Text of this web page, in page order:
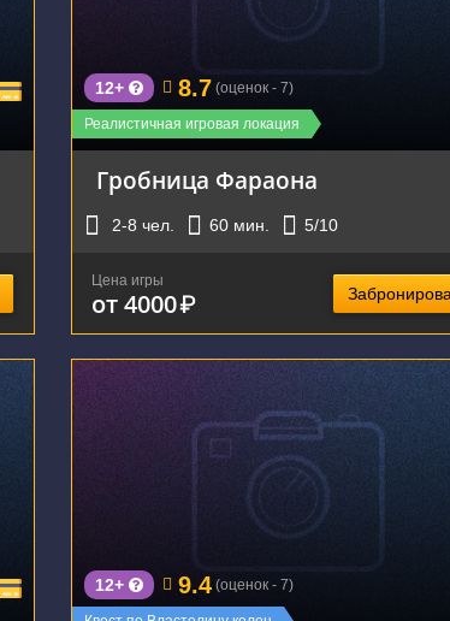
Реалистичная игровая локация
12+ 8.7 (оценок - 7)
Гробница Фараона
2-8 чел. 60 мин. 5/10
Цена игры
от 4000₽
г. Екатеринбург, улица Розы Люксембург,
12+ 9.4 (оценок - 7)